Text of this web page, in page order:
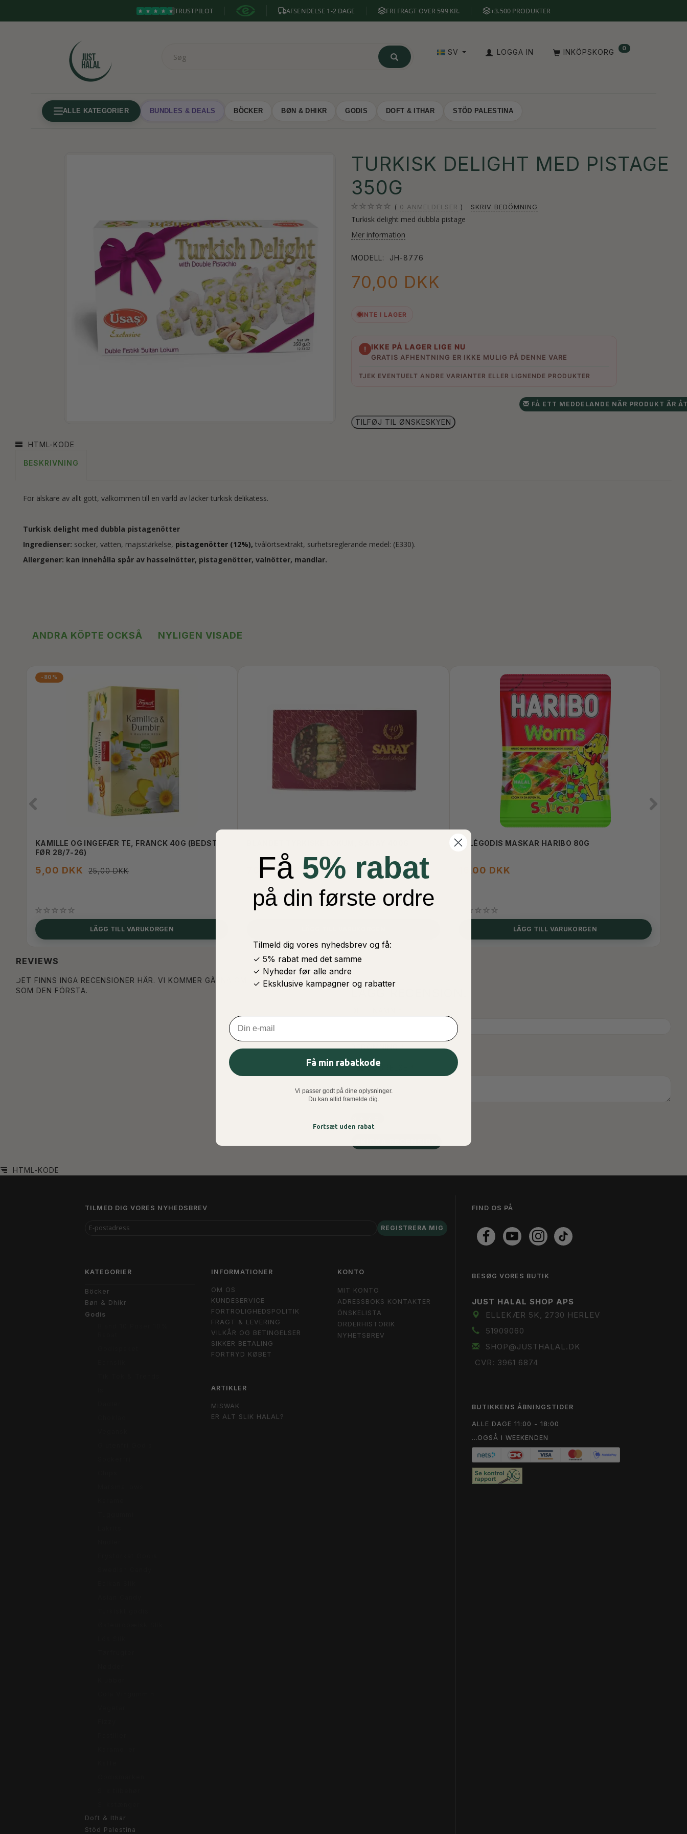
TRUSTPILOT AFSENDELSE 1-2 DAGE FRI FRAGT OVER 599 KR. +3.500 PRODUKTER
SV LOGGA IN INKÖPSKORG 0
ALLE KATEGORIER BUNDLES & DEALS BÖCKER BØN & DHIKR GODIS DOFT & ITHAR STÖD PALESTINA
HTML-KODE
TURKISK DELIGHT MED PISTAGE
350G
0 ANMELDELSER SKRIV BEDÖMNING
Turkisk delight med dubbla pistage
Mer information
MODELL: JH-8776
70,00 DKK
INTE I LAGER
! IKKE PÅ LAGER LIGE NU
GRATIS AFHENTNING ER IKKE MULIG PÅ DENNE VARE
TJEK EVENTUELT ANDRE VARIANTER ELLER LIGNENDE PRODUKTER
FÅ ETT MEDDELANDE NÄR PRODUKT ÄR
TILFØJ TIL ØNSKESKYEN
BESKRIVNING
För älskare av allt gott, välkommen till en värld av läcker turkisk delikatess.
Turkisk delight med dubbla pistagenötter
Ingredienser: socker, vatten, majsstärkelse, pistagenötter (12%), tvålörtsextrakt, surhetsreglerande medel: (E330).
Allergener: kan innehålla spår av hasselnötter, pistagenötter, valnötter, mandlar.
ANDRA KÖPTE OCKSÅ NYLIGEN VISADE
-80%
KAMILLE OG INGEFÆR TE, FRANCK 40G (BEDST
FØR 28/7-26)
5,00 DKK 25,00 DKK
LÄGG TILL VARUKORGEN
70,00 DKK
GELÉGODIS MASKAR HARIBO 80G
16,00 DKK
LÄGG TILL VARUKORGEN
REVIEWS
DET FINNS INGA RECENSIONER HÄR. VI KOMMER GÄRNA OM DU VILL RAPPORTERA
SOM DEN FÖRSTA.
LÄGG RECENSION:
BEDÖMNING
REDOGÖRELSE
HTML-KODE
TILMED DIG VORES NYHEDSBREV
E-
POSTADRESS
REGISTRERA MIG
KATEGORIER
Böcker
Bøn & Dhikr
Godis
Doft & Ithar
Stöd Palestina
INFORMATIONER
OM OS
KUNDESERVICE
FORTROLIGHEDSPOLITIK
FRAGT & LEVERING
VILKÅR OG BETINGELSER
SIKKER BETALING
FORTRYD KØBET
ARTIKLER
MISWAK
ER ALT SLIK HALAL?
KONTO
MIT KONTO
ADRESSBOKS KONTAKTER
ÖNSKELISTA
ORDERHISTORIK
NYHETSBREV
FIND OS PÅ
BESØG VORES BUTIK
JUST HALAL SHOP APS
ELLEKÆR 5K, 2730 HERLEV
51909060
SHOP@JUSTHALAL.DK
CVR: 3961 6874
BUTIKKENS ÅBNINGSTIDER
ALLE DAGE 11:00 - 18:00
...OGSÅ I WEEKENDEN
Få 5% rabat
på din første ordre
Tilmeld dig vores nyhedsbrev og få:
✓ 5% rabat med det samme
✓ Nyheder før alle andre
✓ Eksklusive kampagner og rabatter
Email
Få min rabatkode
Vi passer godt på dine oplysninger.
Du kan altid framelde dig.
Fortsæt uden rabat